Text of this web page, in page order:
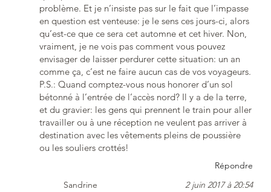
problème. Et je n’insiste pas sur le fait que l’impasse
en question est venteuse: je le sens ces jours-ci, alors
qu’est-ce que ce sera cet automne et cet hiver. Non,
vraiment, je ne vois pas comment vous pouvez
envisager de laisser perdurer cette situation: un an
comme ça, c’est ne faire aucun cas de vos voyageurs.
P.S.: Quand comptez-vous nous honorer d’un sol
bétonné à l’entrée de l’accès nord? Il y a de la terre,
et du gravier: les gens qui prennent le train pour aller
travailler ou à une réception ne veulent pas arriver à
destination avec les vêtements pleins de poussière
ou les souliers crottés!
Répondre
Sandrine
2 juin 2017 à 20:54